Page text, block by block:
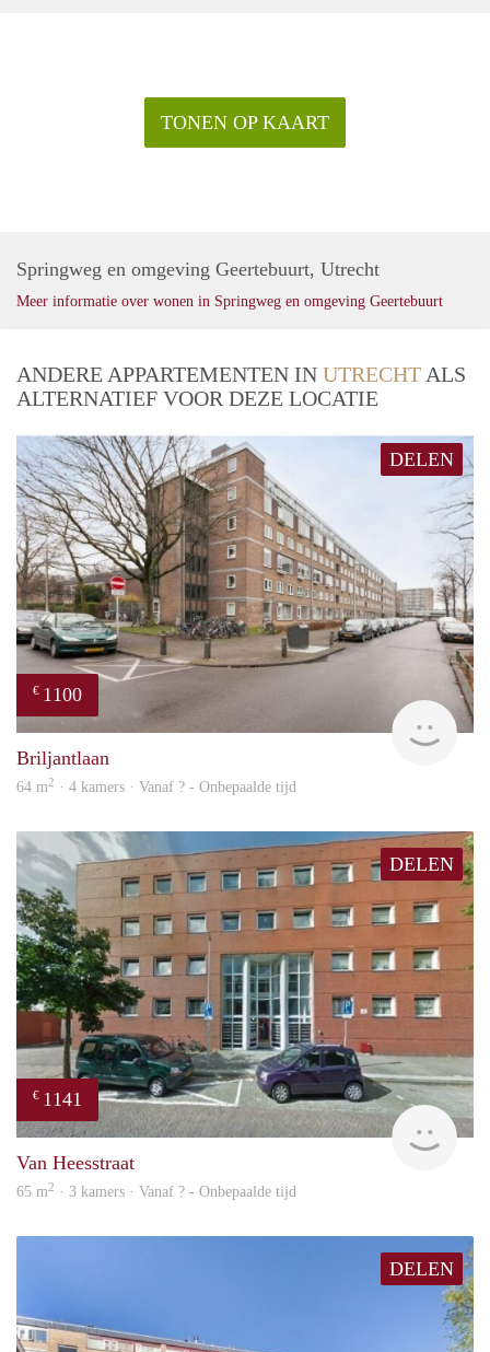
TONEN OP KAART
Springweg en omgeving Geertebuurt, Utrecht
Meer informatie over wonen in Springweg en omgeving Geertebuurt
ANDERE APPARTEMENTEN IN UTRECHT ALS
ALTERNATIEF VOOR DEZE LOCATIE
DELEN
€ 1100
Briljantlaan
64 m2 · 4 kamers · Vanaf ? - Onbepaalde tijd
DELEN
€ 1141
rent
Van Heesstraat
65 m2 · 3 kamers · Vanaf ? - Onbepaalde tijd
DELEN